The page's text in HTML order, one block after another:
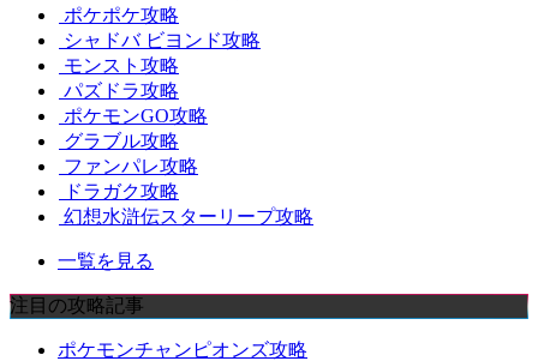
ポケポケ攻略
シャドバ ビヨンド攻略
モンスト攻略
パズドラ攻略
ポケモンGO攻略
グラブル攻略
ファンパレ攻略
ドラガク攻略
幻想水滸伝スターリープ攻略
一覧を見る
注目の攻略記事
ポケモンチャンピオンズ攻略